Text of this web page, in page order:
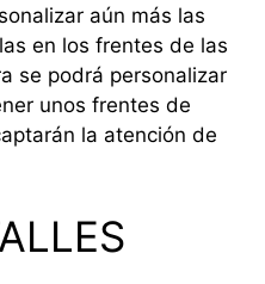
aún más las
en los frentes de las
se podrá personalizar
unos frentes de
la atención de